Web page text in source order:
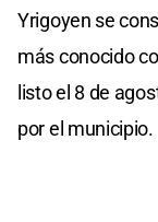
Yrigoyen se
más conocido
listo el 8 de
por el municipio.